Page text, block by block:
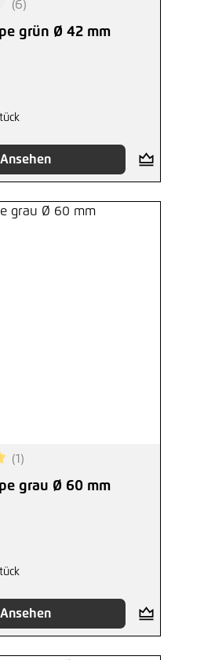
Bewertung von 4.5 von 5
(6)
grün Ø 42 mm
Ansehen
Bewertung von 5 von 5
(1)
grau Ø 60 mm
Ansehen